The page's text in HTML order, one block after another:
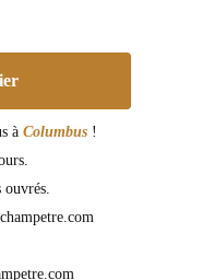
à Columbus !